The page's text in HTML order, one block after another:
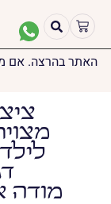
האתר בהרצה. אם
מודה